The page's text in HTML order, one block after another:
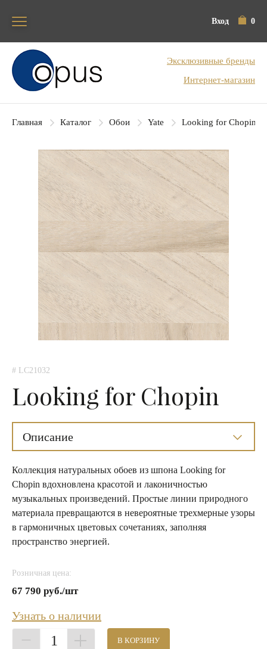
Вход 0
Блок поиска
Эксклюзивные бренды
Интернет-магазин
Главная Каталог Обои Yate Looking for Chopin
# LC21032
Looking for Chopin
Описание
Коллекция натуральных обоев из шпона Looking for
Chopin вдохновлена красотой и лаконичностью
музыкальных произведений. Простые линии природного
материала превращаются в невероятные трехмерные узоры
в гармоничных цветовых сочетаниях, заполняя
пространство энергией.
Розничная цена:
67 790 руб./шт
Узнать о наличии
1 В КОРЗИНУ